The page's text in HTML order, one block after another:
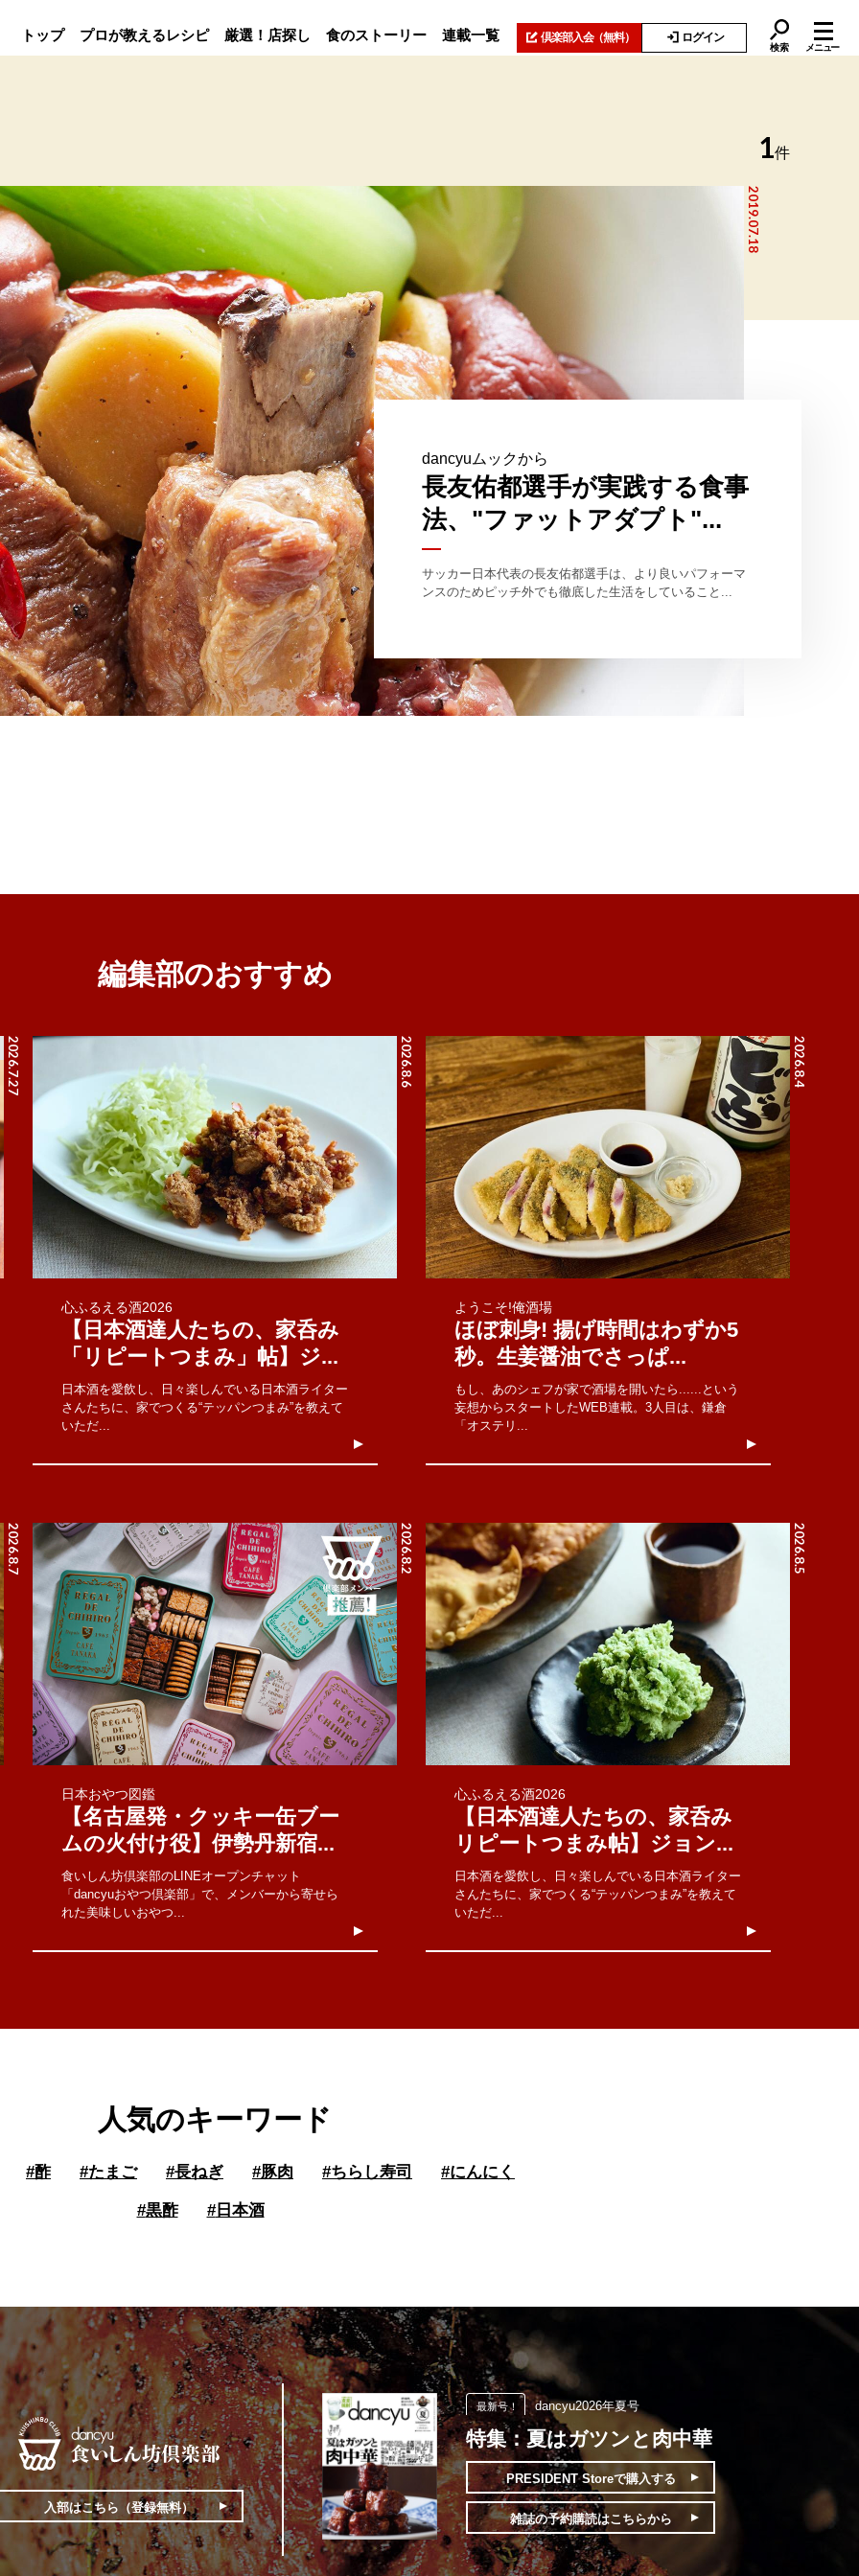
トップ プロが教えるレシピ 厳選！店探し 食のストーリー 連載一覧 倶楽部入会（無料） ログイン
検索 メニュー
1件
2019.07.18
dancyuムックから
長友佑都選手が実践する食事
法、"ファットアダプト"...
サッカー日本代表の長友佑都選手は、より良いパフォーマ
ンスのためピッチ外でも徹底した生活をしていること...
編集部のおすすめ
2026.7.27 2026.8.6
心ふるえる酒2026
【日本酒達人たちの、家呑み
「リピートつまみ」帖】ジ...
日本酒を愛飲し、日々楽しんでいる日本酒ライター
さんたちに、家でつくる“テッパンつまみ”を教えて
いただ...
2026.8.4
ようこそ!俺酒場
ほぼ刺身! 揚げ時間はわずか5
秒。生姜醤油でさっぱ...
もし、あのシェフが家で酒場を開いたら......という
妄想からスタートしたWEB連載。3人目は、鎌倉
「オステリ...
2026.8.7 2026.8.2
日本おやつ図鑑
【名古屋発・クッキー缶ブー
ムの火付け役】伊勢丹新宿...
食いしん坊倶楽部のLINEオープンチャット
「dancyuおやつ倶楽部」で、メンバーから寄せら
れた美味しいおやつ...
2026.8.5
心ふるえる酒2026
【日本酒達人たちの、家呑み
リピートつまみ帖】ジョン...
日本酒を愛飲し、日々楽しんでいる日本酒ライター
さんたちに、家でつくる“テッパンつまみ”を教えて
いただ...
人気のキーワード
#酢 #たまご #長ねぎ #豚肉 #ちらし寿司 #にんにく
#黒酢 #日本酒
入部はこちら（登録無料）
最新号！ dancyu2026年夏号
特集：夏はガツンと肉中華
PRESIDENT Storeで購入する
雑誌の予約購読はこちらから